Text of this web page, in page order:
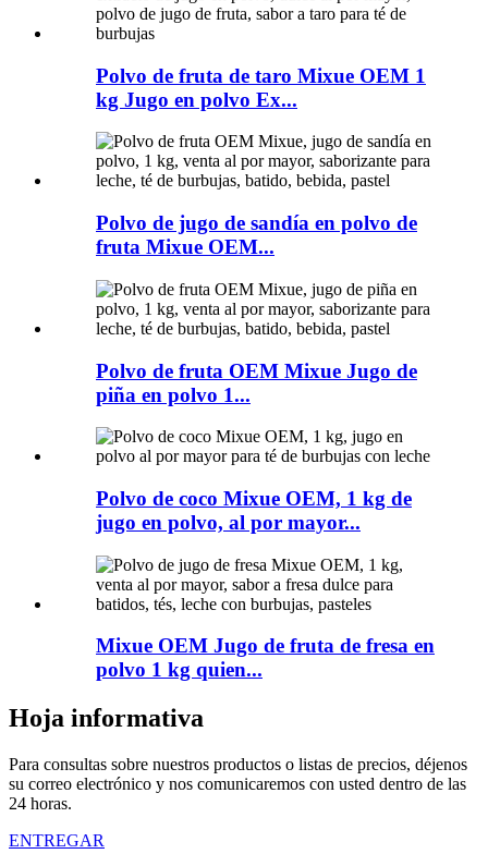
Polvo de fruta de taro Mixue OEM 1
kg Jugo en polvo Ex...
Polvo de jugo de sandía en polvo de
fruta Mixue OEM...
Polvo de fruta OEM Mixue Jugo de
piña en polvo 1...
Polvo de coco Mixue OEM, 1 kg de
jugo en polvo, al por mayor...
Mixue OEM Jugo de fruta de fresa en
polvo 1 kg quien...
Hoja informativa
Para consultas sobre nuestros productos o listas de precios, déjenos
su correo electrónico y nos comunicaremos con usted dentro de las
24 horas.
ENTREGAR